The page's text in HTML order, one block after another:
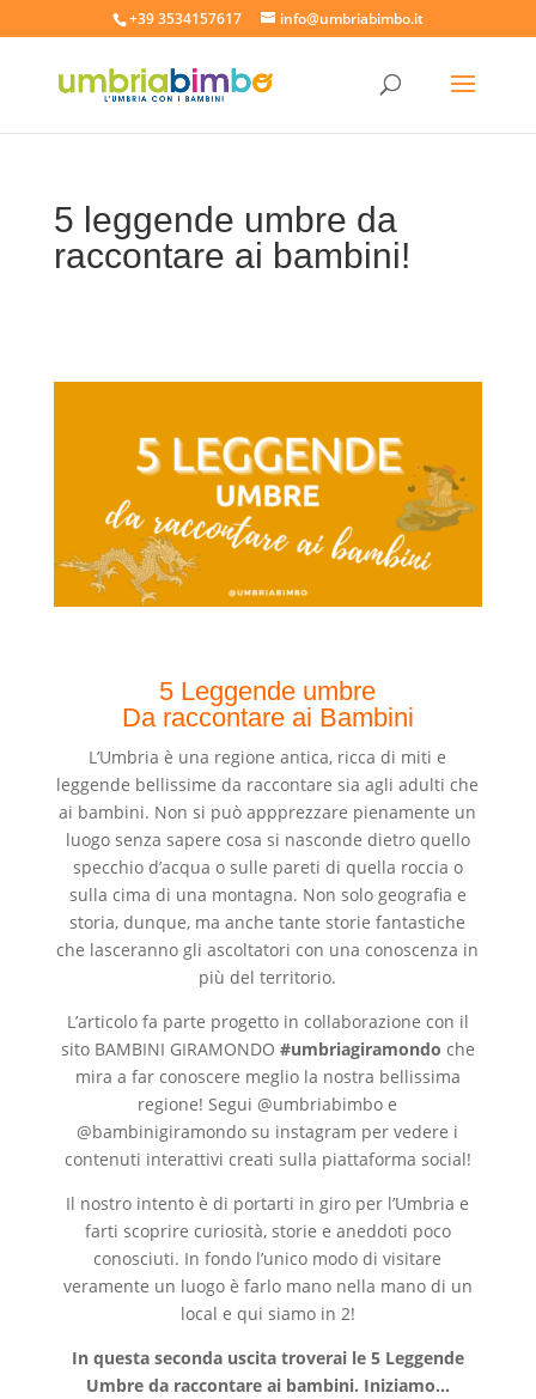
+39 3534157617 info@umbriabimbo.it
5 leggende umbre da
raccontare ai bambini!
5 Leggende umbre
Da raccontare ai Bambini
L’Umbria è una regione antica, ricca di miti e
leggende bellissime da raccontare sia agli adulti che
ai bambini. Non si può appprezzare pienamente un
luogo senza sapere cosa si nasconde dietro quello
specchio d’acqua o sulle pareti di quella roccia o
sulla cima di una montagna. Non solo geografia e
storia, dunque, ma anche tante storie fantastiche
che lasceranno gli ascoltatori con una conoscenza in
più del territorio.
L’articolo fa parte progetto in collaborazione con il
sito BAMBINI GIRAMONDO #umbriagiramondo che
mira a far conoscere meglio la nostra bellissima
regione! Segui @umbriabimbo e
@bambinigiramondo su instagram per vedere i
contenuti interattivi creati sulla piattaforma social!
Il nostro intento è di portarti in giro per l’Umbria e
farti scoprire curiosità, storie e aneddoti poco
conosciuti. In fondo l’unico modo di visitare
veramente un luogo è farlo mano nella mano di un
local e qui siamo in 2!
In questa seconda uscita troverai le 5 Leggende
Umbre da raccontare ai bambini. Iniziamo…